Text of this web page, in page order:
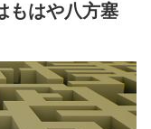
もはや八方塞